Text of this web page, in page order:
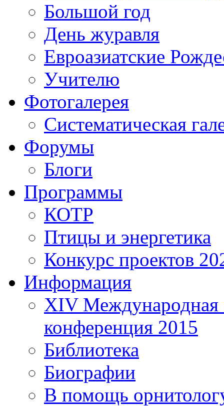
Большой год
День журавля
Евроазиатские
Учителю
Фотогалерея
Систематическая
Форумы
Блоги
Программы
КОТР
Птицы и энергетика
Конкурс проектов
Информация
XIV Международная
конференция 2015
Библиотека
Биографии
В помощь